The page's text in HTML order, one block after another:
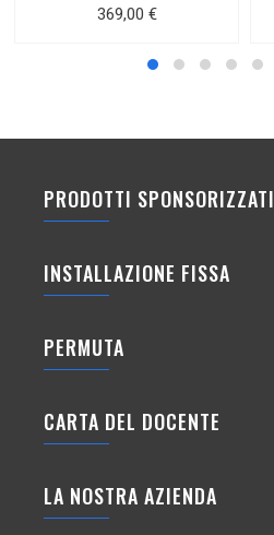
Prezzo
369,00 €
PRODOTTI SPONSORIZZATI
INSTALLAZIONE FISSA
PERMUTA
CARTA DEL DOCENTE
LA NOSTRA AZIENDA